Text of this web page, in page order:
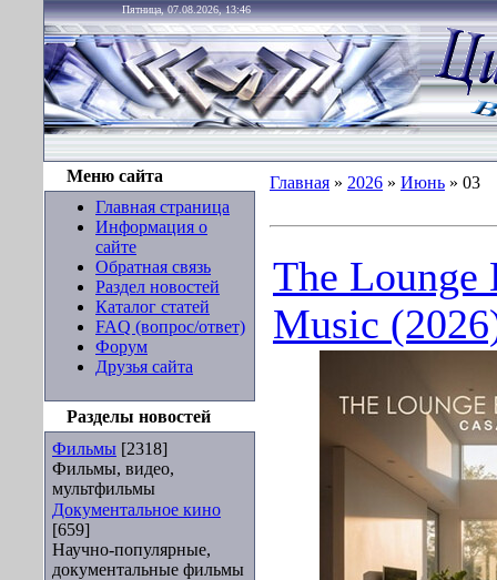
Пятница, 07.08.2026, 13:46
Меню сайта
Главная страница
Информация о
сайте
Обратная связь
Раздел новостей
Каталог статей
FAQ (вопрос/ответ)
Форум
Друзья сайта
Разделы новостей
Фильмы [2318]
Фильмы, видео,
мультфильмы
Документальное кино
[659]
Научно-популярные,
документальные фильмы
Главная » 2026 » Июнь » 03
The Lounge
Music